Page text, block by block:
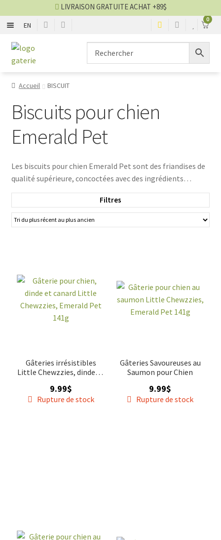
EN
0
Aller
à
navigation
Aller
au
LIVRAISON GRATUITE ACHAT +89$
OS ET CUIR
PARTIE ANIMAL
DÉSHYDRATÉE ▼
Accueil BISCUIT
Biscuits pour chien
Emerald Pet
Les biscuits pour chien Emerald Pet sont des friandises de
qualité supérieure, concoctées avec des ingrédients
naturels pour offrir à votre chien une expérience gustative
unique. Fabriqués sans additifs artificiels, ces biscuits sont
parfaits pour récompenser votre compagnon à quatre
pattes. Découvrez notre gamme variée de biscuits Emerald
Pet, disponibles sur gaterie-chienchat.ca.
Filtres
Gâteries irrésistibles
Little Chewzzies, dinde et
9.99$
Rupture de stock
Gâteries Savoureuses au
Saumon pour Chien
9.99$
Rupture de stock